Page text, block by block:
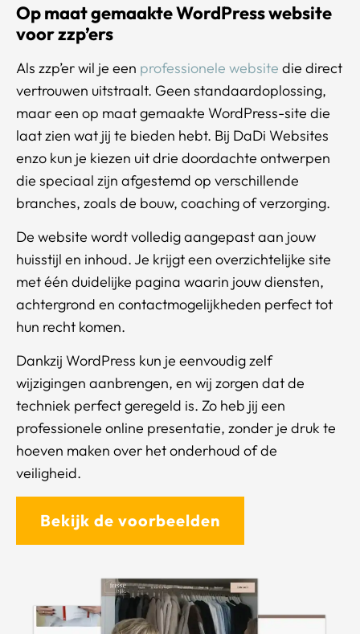
Op maat gemaakte WordPress website
voor zzp’ers
Als zzp’er wil je een professionele website die direct
vertrouwen uitstraalt. Geen standaardoplossing,
maar een op maat gemaakte WordPress-site die
laat zien wat jij te bieden hebt. Bij DaDi Websites
enzo kun je kiezen uit drie doordachte ontwerpen
die speciaal zijn afgestemd op verschillende
branches, zoals de bouw, coaching of verzorging.
De website wordt volledig aangepast aan jouw
huisstijl en inhoud. Je krijgt een overzichtelijke site
met één duidelijke pagina waarin jouw diensten,
achtergrond en contactmogelijkheden perfect tot
hun recht komen.
Dankzij WordPress kun je eenvoudig zelf
wijzigingen aanbrengen, en wij zorgen dat de
techniek perfect geregeld is. Zo heb jij een
professionele online presentatie, zonder je druk te
hoeven maken over het onderhoud of de
veiligheid.
Bekijk de voorbeelden